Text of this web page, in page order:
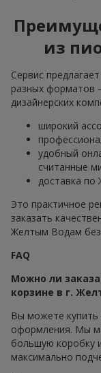
из
Сервис
разных форматов
дизайнерских
широкий
удобный
считанные
доставка
Это практичное
заказать
Желтым Водам
FAQ
Можно ли
корзине в г.
Вы можете купить
оформления. Мы
большую коробку
максимально